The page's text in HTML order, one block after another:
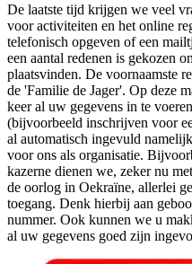
De laatste tijd krijgen we veel
voor activiteiten en het online
telefonisch opgeven of een
een aantal redenen is gekozen
plaatsvinden. De voornaamste
de 'Familie de Jager'. Op deze
keer al uw gegevens in te
(bijvoorbeeld inschrijven voor
al automatisch ingevuld
voor ons als organisatie.
kazerne dienen we, zeker nu
de oorlog in Oekraïne, allerlei
toegang. Denk hierbij aan
nummer. Ook kunnen we u
al uw gegevens goed zijn